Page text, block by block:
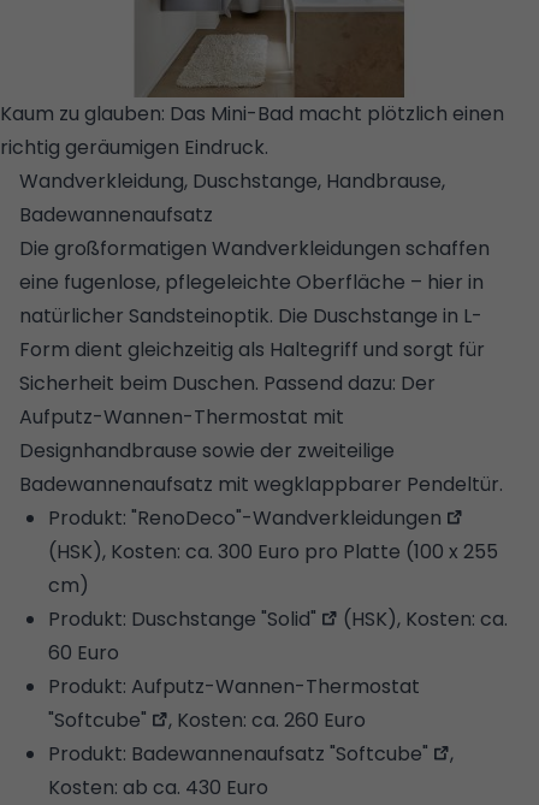
Kaum zu glauben: Das Mini-Bad macht plötzlich einen
richtig geräumigen Eindruck.
Wandverkleidung, Duschstange, Handbrause,
Badewannenaufsatz
Die großformatigen Wandverkleidungen schaffen
eine fugenlose, pflegeleichte Oberfläche – hier in
natürlicher Sandsteinoptik. Die Duschstange in L-
Form dient gleichzeitig als Haltegriff und sorgt für
Sicherheit beim Duschen. Passend dazu: Der
Aufputz-Wannen-Thermostat mit
Designhandbrause sowie der zweiteilige
Badewannenaufsatz mit wegklappbarer Pendeltür.
Produkt: "RenoDeco"-Wandverkleidungen
(HSK), Kosten: ca. 300 Euro pro Platte (100 x 255
cm)
Produkt: Duschstange "Solid"
(HSK), Kosten: ca.
60 Euro
Produkt: Aufputz-Wannen-Thermostat
"Softcube"
, Kosten: ca. 260 Euro
Produkt: Badewannenaufsatz "Softcube"
,
Kosten: ab ca. 430 Euro